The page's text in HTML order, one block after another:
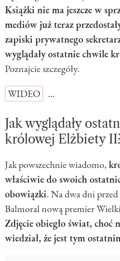
Książki nie ma jeszcze w
mediów już teraz
zapiski prywatnego
wyglądały ostatnie chwile
Poznajcie szczegóły.
WIDEO
…
Jak wyglądały
królowej Elżbiety
Jak powszechnie wiadomo,
właściwie do swoich
obowiązki. Na dwa dni przed
Balmoral nową premier
Zdjęcie obiegło świat, choć
wiedział, że jest tym